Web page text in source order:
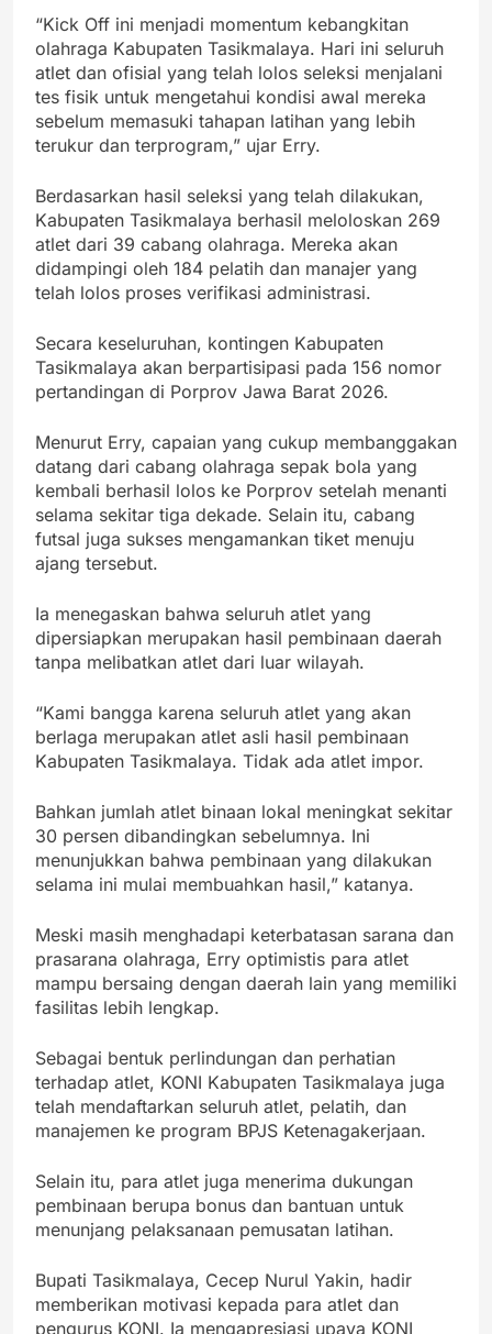
“Kick Off ini menjadi momentum kebangkitan
olahraga Kabupaten Tasikmalaya. Hari ini seluruh
atlet dan ofisial yang telah lolos seleksi menjalani
tes fisik untuk mengetahui kondisi awal mereka
sebelum memasuki tahapan latihan yang lebih
terukur dan terprogram,” ujar Erry.
Berdasarkan hasil seleksi yang telah dilakukan,
Kabupaten Tasikmalaya berhasil meloloskan 269
atlet dari 39 cabang olahraga. Mereka akan
didampingi oleh 184 pelatih dan manajer yang
telah lolos proses verifikasi administrasi.
Secara keseluruhan, kontingen Kabupaten
Tasikmalaya akan berpartisipasi pada 156 nomor
pertandingan di Porprov Jawa Barat 2026.
Menurut Erry, capaian yang cukup membanggakan
datang dari cabang olahraga sepak bola yang
kembali berhasil lolos ke Porprov setelah menanti
selama sekitar tiga dekade. Selain itu, cabang
futsal juga sukses mengamankan tiket menuju
ajang tersebut.
Ia menegaskan bahwa seluruh atlet yang
dipersiapkan merupakan hasil pembinaan daerah
tanpa melibatkan atlet dari luar wilayah.
“Kami bangga karena seluruh atlet yang akan
berlaga merupakan atlet asli hasil pembinaan
Kabupaten Tasikmalaya. Tidak ada atlet impor.
Bahkan jumlah atlet binaan lokal meningkat sekitar
30 persen dibandingkan sebelumnya. Ini
menunjukkan bahwa pembinaan yang dilakukan
selama ini mulai membuahkan hasil,” katanya.
Meski masih menghadapi keterbatasan sarana dan
prasarana olahraga, Erry optimistis para atlet
mampu bersaing dengan daerah lain yang memiliki
fasilitas lebih lengkap.
Sebagai bentuk perlindungan dan perhatian
terhadap atlet, KONI Kabupaten Tasikmalaya juga
telah mendaftarkan seluruh atlet, pelatih, dan
manajemen ke program BPJS Ketenagakerjaan.
Selain itu, para atlet juga menerima dukungan
pembinaan berupa bonus dan bantuan untuk
menunjang pelaksanaan pemusatan latihan.
Bupati Tasikmalaya, Cecep Nurul Yakin, hadir
memberikan motivasi kepada para atlet dan
pengurus KONI. Ia mengapresiasi upaya KONI